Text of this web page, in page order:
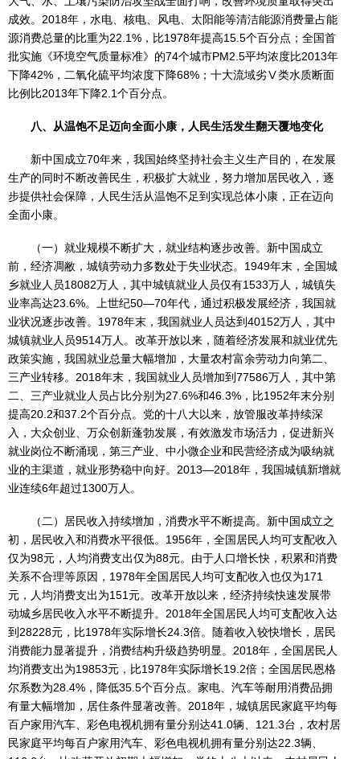
成效。2018年，水电、核电、风电、太阳能等清洁能源消费量占能
源消费总量的比重为22.1%，比1978年提高15.5个百分点；全国首
批实施《环境空气质量标准》的74个城市PM2.5平均浓度比2013年
下降42%，二氧化硫平均浓度下降68%；十大流域劣Ⅴ类水质断面
比例比2013年下降2.1个百分点。
八、从温饱不足迈向全面小康，人民生活发生翻天覆地变化
新中国成立70年来，我国始终坚持社会主义生产目的，在发展
生产的同时不断改善民生，积极扩大就业，努力增加居民收入，逐
步提供社会保障，人民生活从温饱不足到实现总体小康，正在迈向
全面小康。
（一）就业规模不断扩大，就业结构逐步改善。新中国成立
前，经济凋敝，城镇劳动力多数处于失业状态。1949年末，全国城
乡就业人员18082万人，其中城镇就业人员仅有1533万人，城镇失
业率高达23.6%。上世纪50—70年代，通过积极发展经济，我国就
业状况逐步改善。1978年末，我国就业人员达到40152万人，其中
城镇就业人员9514万人。改革开放以来，随着经济发展和就业优先
政策实施，我国就业总量大幅增加，大量农村富余劳动力向第二、
三产业转移。2018年末，我国就业人员增加到77586万人，其中第
二、三产业就业人员占比分别为27.6%和46.3%，比1952年末分别
提高20.2和37.2个百分点。党的十八大以来，放管服改革持续深
入，大众创业、万众创新蓬勃发展，有效激发市场活力，促进新兴
就业岗位不断涌现，第三产业、中小微企业和民营经济成为吸纳就
业的主渠道，就业形势稳中向好。2013—2018年，我国城镇新增就
业连续6年超过1300万人。
（二）居民收入持续增加，消费水平不断提高。新中国成立之
初，居民收入和消费水平很低。1956年，全国居民人均可支配收入
仅为98元，人均消费支出仅为88元。由于人口增长快，积累和消费
关系不合理等原因，1978年全国居民人均可支配收入也仅为171
元，人均消费支出为151元。改革开放以来，经济持续快速发展带
动城乡居民收入水平不断提升。2018年全国居民人均可支配收入达
到28228元，比1978年实际增长24.3倍。随着收入较快增长，居民
消费能力显著提升，消费结构升级趋势明显。2018年，全国居民人
均消费支出为19853元，比1978年实际增长19.2倍；全国居民恩格
尔系数为28.4%，降低35.5个百分点。家电、汽车等耐用消费品拥
有量大幅增加，居住条件显著改善。2018年，城镇居民家庭平均每
百户家用汽车、彩色电视机拥有量分别达41.0辆、121.3台，农村居
民家庭平均每百户家用汽车、彩色电视机拥有量分别达22.3辆、